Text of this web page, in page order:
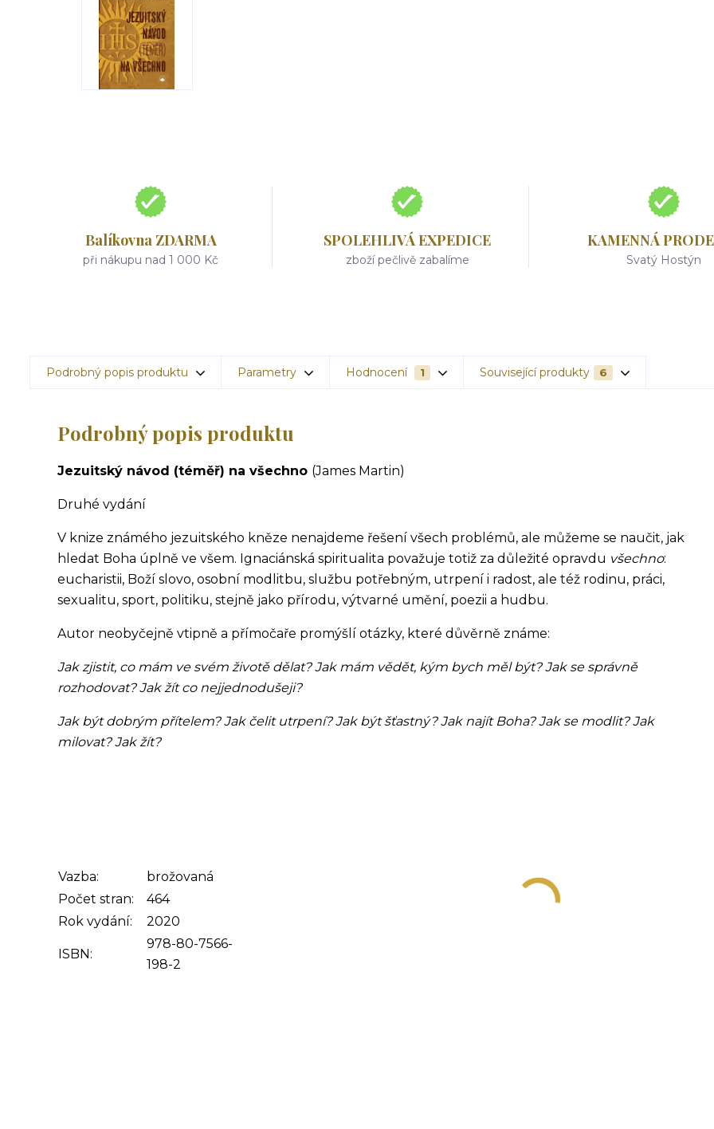
Balíkovna ZDARMA
při nákupu nad 1 000 Kč
SPOLEHLIVÁ EXPEDICE
zboží pečlivě zabalíme
KAMENNÁ
Svatý Hostýn
Podrobný popis produktu Parametry Hodnocení 1 Související produkty 6
Podrobný popis produktu
Jezuitský návod (téměř) na všechno (James Martin)
Druhé vydání
V knize známého jezuitského kněze nenajdeme řešení všech problémů, ale můžeme se naučit, jak
hledat Boha úplně ve všem. Ignaciánská spiritualita považuje totiž za důležité opravdu všechno:
eucharistii, Boží slovo, osobní modlitbu, službu potřebným, utrpení i radost, ale též rodinu, práci,
sexualitu, sport, politiku, stejně jako přírodu, výtvarné umění, poezii a hudbu.
Autor neobyčejně vtipně a přímočaře promýšlí otázky, které důvěrně známe:
Jak zjistit, co mám ve svém životě dělat? Jak mám vědět, kým bych měl být? Jak se správně
rozhodovat? Jak žít co nejjednodušeji?
Jak být dobrým přítelem? Jak čelit utrpení? Jak být šťastný? Jak najít Boha? Jak se modlit? Jak
milovat? Jak žít?
Vazba:
brožovaná
Počet stran:
464
Rok vydání:
2020
ISBN:
978-80-7566-
198-2